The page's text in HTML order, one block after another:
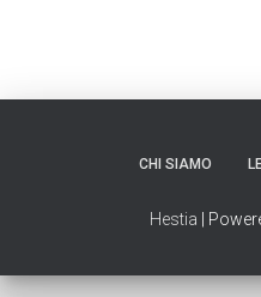
CHI SIAMO
Hestia |